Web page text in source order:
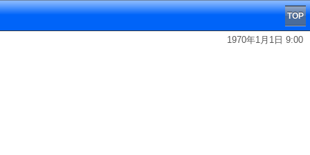
TOP
1970年1月1日 9:00